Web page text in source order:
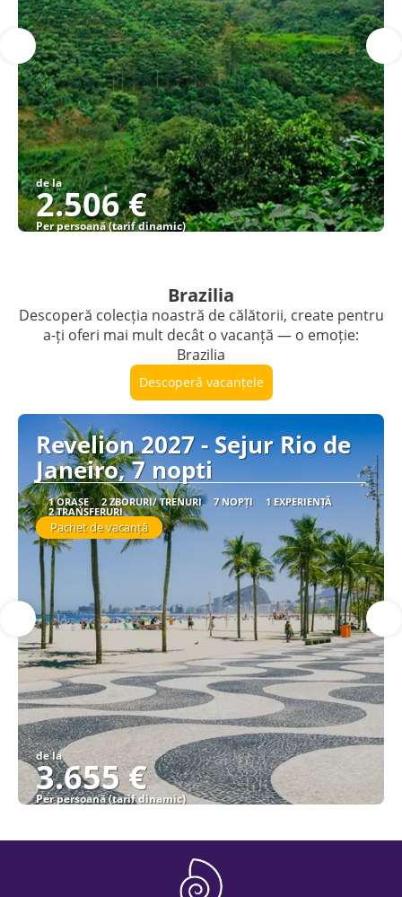
de la
2.506 €
Per persoană (tarif dinamic)
Brazilia
Descoperă colecția noastră de călătorii, create pentru
a-ți oferi mai mult decât o vacanță — o emoție:
Brazilia
Descoperă vacanțele
Revelion 2027 - Sejur Rio de
Janeiro, 7 nopti
1 ORAȘE 2 ZBORURI/ TRENURI 7 NOPȚI 1 EXPERIENȚĂ
2 TRANSFERURI
Pachet de vacanță
de la
3.655 €
Per persoană (tarif dinamic)